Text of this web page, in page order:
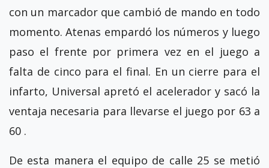
con un marcador que cambió de mando en todo
momento. Atenas empardó los números y luego
paso el frente por primera vez en el juego a
falta de cinco para el final. En un cierre para el
infarto, Universal apretó el acelerador y sacó la
ventaja necesaria para llevarse el juego por 63 a
60 .
De esta manera el equipo de calle 25 se metió